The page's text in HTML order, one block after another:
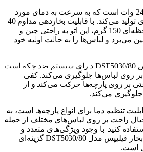
این مدل دارای توان 2400 وات است که به سرعت به دمای مورد
نظر می‌رسد و بخار قوی تولید می‌کند. با قابلیت بخاردهی مداوم 40
گرم در دقیقه و بخار لحظه‌ای 150 گرم، این اتو به راحتی چین و
می‌برد و لباس‌ها را به حالت اولیه خود
همچنین، اتو بخار فیلیپس DST5030/80 دارای سیستم ضد چکه است
بر روی لباس‌ها جلوگیری می‌کند. کفی
بر روی پارچه‌ها حرکت می‌کند و از
می‌کند.
تنظیم دما برای انواع پارچه‌ها است، به
راحت بر روی لباس‌های مختلف از جمله
کنید. با وجود ویژگی‌های متعدد و
طراحی کاربرپسند، اتو بخار فیلیپس مدل DST5030/80 گزینه‌ای
است.